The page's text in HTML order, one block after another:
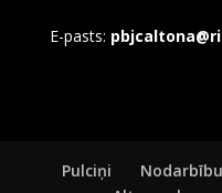
E-pasts:
Pulciņi